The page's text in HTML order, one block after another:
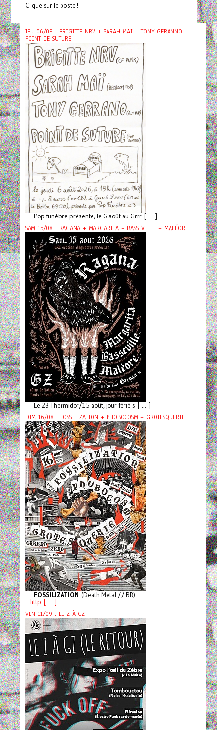
Clique sur le poste !
JEU 06/08 : BRIGITTE NRV + SARAH-MAÏ + TONY GERANNO +
POINT DE SUTURE
Pop funèbre présente, le 6 août au Grrr [ ... ]
SAM 15/08 : RAGANA + MARGARITA + BASSEVILLE + MALÉORE
Le 28 Thermidor/15 août, jour férié s [ ... ]
DIM 16/08 : FOSSILIZATION + PHOBOCOSM + GROTESQUERIE
FOSSILIZATION (Death Metal // BR)
http [ ... ]
VEN 11/09 : LE Z À GZ